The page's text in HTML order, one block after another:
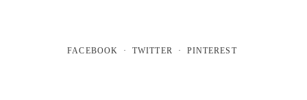
FACEBOOK TWITTER PINTEREST